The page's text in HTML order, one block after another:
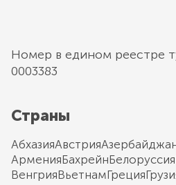
Номер в едином реестре
0003383
Страны
АбхазияАвстрия
АрменияБахрейнБелоруссия
ВенгрияВьетнамГреция